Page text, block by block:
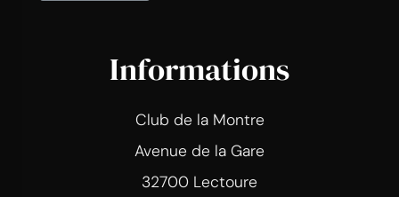
Informations
Club de la Montre
Avenue de la Gare
32700 Lectoure